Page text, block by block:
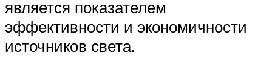
является показателем
эффективности и экономичности
источников света.